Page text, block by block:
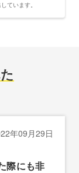
ています。
年09月29日
際にも非